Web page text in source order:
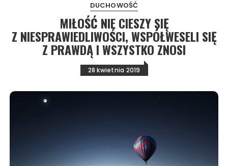
DUCHOWOŚĆ
MIŁOŚĆ NIE CIESZY SIĘ
Z NIESPRAWIEDLIWOŚCI, WSPÓŁWESELI SIĘ
Z PRAWDĄ I WSZYSTKO ZNOSI
28 kwietnia 2019